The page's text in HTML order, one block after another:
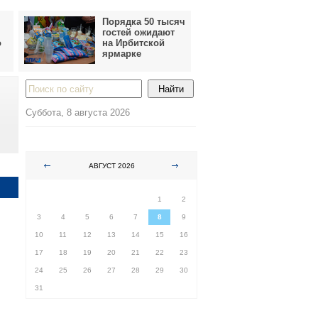
Порядка 50 тысяч
гостей ожидают
на Ирбитской
ярмарке
Суббота, 8 августа 2026
АВГУСТ 2026
1
2
3 4 5 6 7 8 9
10 11 12 13 14 15 16
17 18 19 20 21 22 23
24 25 26 27 28 29 30
31